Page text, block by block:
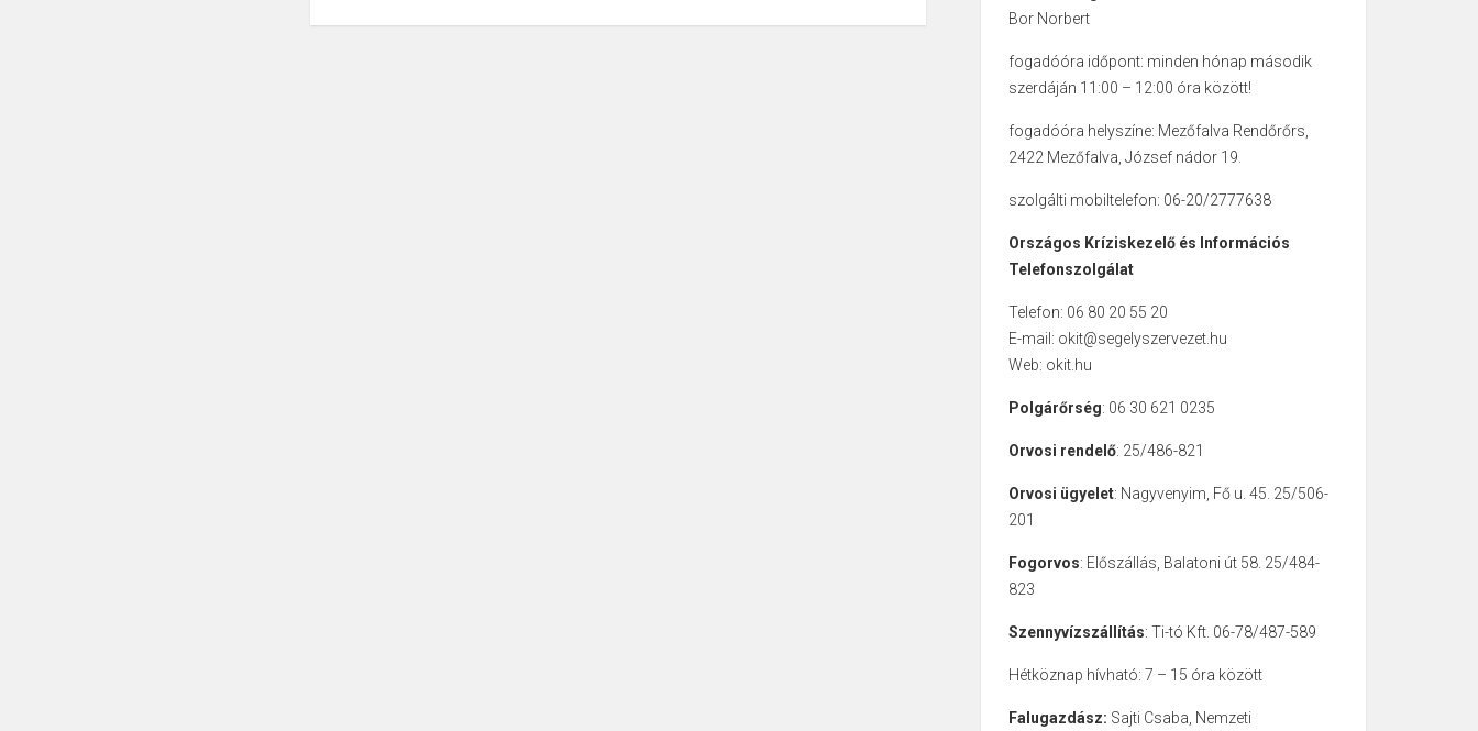
Bor Norbert
fogadóóra időpont: minden hónap második
szerdáján 11:00 – 12:00 óra között!
fogadóóra helyszíne: Mezőfalva Rendőrőrs,
2422 Mezőfalva, József nádor 19.
szolgálti mobiltelefon: 06-20/2777638
Országos Kríziskezelő és Információs
Telefonszolgálat
Telefon: 06 80 20 55 20
E-mail: okit@segelyszervezet.hu
Web: okit.hu
Polgárőrség: 06 30 621 0235
Orvosi rendelő: 25/486-821
Orvosi ügyelet: Nagyvenyim, Fő u. 45. 25/506-
201
Fogorvos: Előszállás, Balatoni út 58. 25/484-
823
Szennyvízszállítás: Ti-tó Kft. 06-78/487-589
Hétköznap hívható: 7 – 15 óra között
Falugazdász: Sajti Csaba, Nemzeti